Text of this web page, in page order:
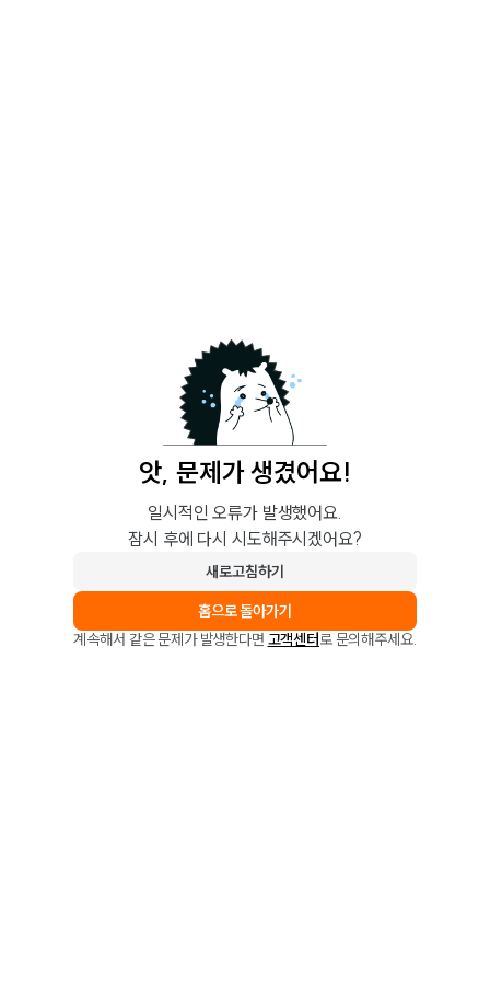
앗, 문제가 생겼어요!
일시적인 오류가 발생했어요.
잠시 후에 다시 시도해주시겠어요?
새로고침하기
홈으로 돌아가기
계속해서 같은 문제가 발생한다면 고객센터로 문의해주세요.